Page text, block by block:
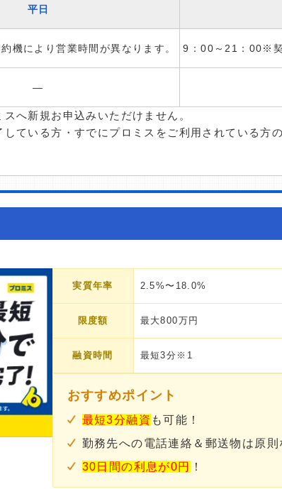
平日
機により営業時間が異なります。 9：00～21：00※
―
へ新規お申込みいただけません。
ている方・すでにプロミスをご利用されている方
実質年率 2.5%〜18.0%
限度額 最大800万円
融資時間 最短3分※1
おすすめポイント
最短3分融資 も可能！
勤務先への電話連絡＆郵送物は原則
30日間の利息が0円
！